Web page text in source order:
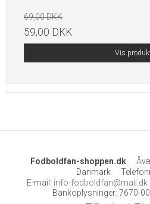
69,00 DKK
59,00 DKK
Vis
Fodboldfan-shoppen.dk
Danmark
E-mail: info-fodboldfan@mail.dk
Bankoplysninger: 7670-